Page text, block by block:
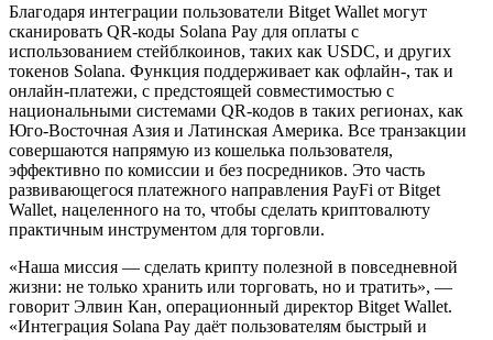
Благодаря интеграции пользователи Bitget Wallet могут
сканировать QR-коды Solana Pay для оплаты с
использованием стейблкоинов, таких как USDC, и других
токенов Solana. Функция поддерживает как офлайн-, так и
онлайн-платежи, с предстоящей совместимостью с
национальными системами QR-кодов в таких регионах, как
Юго-Восточная Азия и Латинская Америка. Все транзакции
совершаются напрямую из кошелька пользователя,
эффективно по комиссии и без посредников. Это часть
развивающегося платежного направления PayFi от Bitget
Wallet, нацеленного на то, чтобы сделать криптовалюту
практичным инструментом для торговли.
«Наша миссия — сделать крипту полезной в повседневной
жизни: не только хранить или торговать, но и тратить», —
говорит Элвин Кан, операционный директор Bitget Wallet.
«Интеграция Solana Pay даёт пользователям быстрый и